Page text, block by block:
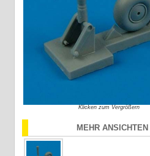
Klicken zum Vergrößern
MEHR ANSICHTEN